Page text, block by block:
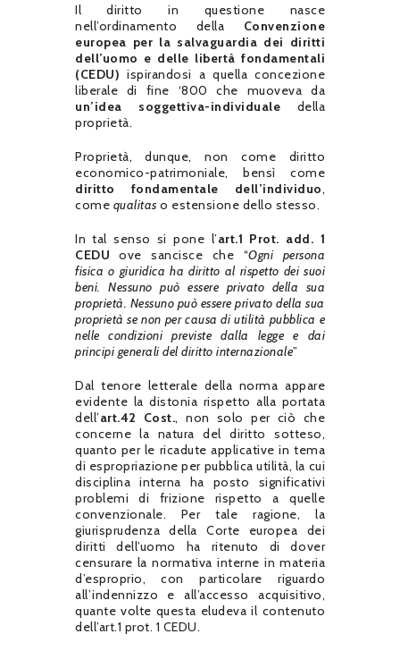
Il diritto in questione nasce
nell’ordinamento della Convenzione
europea per la salvaguardia dei diritti
dell’uomo e delle libertà fondamentali
(CEDU) ispirandosi a quella concezione
liberale di fine ‘800 che muoveva da
un’idea soggettiva-individuale della
proprietà.
Proprietà, dunque, non come diritto
economico-patrimoniale, bensì come
diritto fondamentale dell’individuo,
come qualitas o estensione dello stesso.
In tal senso si pone l’art.1 Prot. add. 1
CEDU ove sancisce che “Ogni persona
fisica o giuridica ha diritto al rispetto dei suoi
beni. Nessuno può essere privato della sua
proprietà. Nessuno può essere privato della sua
proprietà se non per causa di utilità pubblica e
nelle condizioni previste dalla legge e dai
principi generali del diritto internazionale”
Dal tenore letterale della norma appare
evidente la distonia rispetto alla portata
dell’art.42 Cost., non solo per ciò che
concerne la natura del diritto sotteso,
quanto per le ricadute applicative in tema
di espropriazione per pubblica utilità, la cui
disciplina interna ha posto significativi
problemi di frizione rispetto a quelle
convenzionale. Per tale ragione, la
giurisprudenza della Corte europea dei
diritti dell’uomo ha ritenuto di dover
censurare la normativa interne in materia
d’esproprio, con particolare riguardo
all’indennizzo e all’accesso acquisitivo,
quante volte questa eludeva il contenuto
dell’art.1 prot. 1 CEDU.